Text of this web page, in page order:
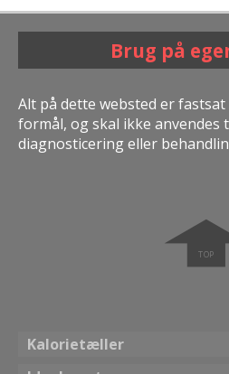
Brug på
Alt på dette websted er
formål, og skal ikke anvendes
diagnosticering eller
Kalorietæller